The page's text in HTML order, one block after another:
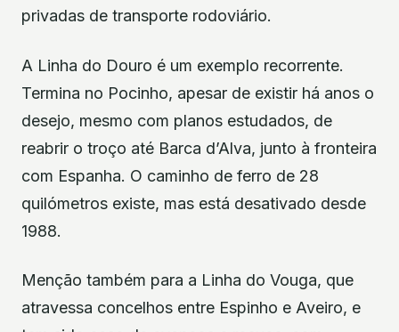
privadas de transporte rodoviário.
A Linha do Douro é um exemplo recorrente.
Termina no Pocinho, apesar de existir há anos o
desejo, mesmo com planos estudados, de
reabrir o troço até Barca d’Alva, junto à fronteira
com Espanha. O caminho de ferro de 28
quilómetros existe, mas está desativado desde
1988.
Menção também para a Linha do Vouga, que
atravessa concelhos entre Espinho e Aveiro, e